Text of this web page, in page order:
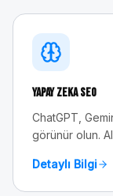
Yapay Zeka SEO
ChatGPT,
görünür olun.
Detaylı Bilgi